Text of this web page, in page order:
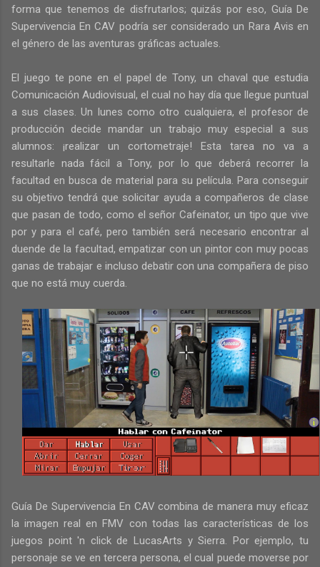
forma que tenemos de disfrutarlos; quizás por eso, Guía De
Supervivencia En CAV podría ser considerado un Rara Avis en
el género de las aventuras gráficas actuales.
El juego te pone en el papel de Tony, un chaval que estudia
Comunicación Audiovisual, el cual no hay día que llegue puntual
a sus clases. Un lunes como otro cualquiera, el profesor de
producción decide mandar un trabajo muy especial a sus
alumnos: ¡realizar un cortometraje! Esta tarea no va a
resultarle nada fácil a Tony, por lo que deberá recorrer la
facultad en busca de material para su película. Para conseguir
su objetivo tendrá que solicitar ayuda a compañeros de clase
que pasan de todo, como el señor Cafeinator, un tipo que vive
por y para el café, pero también será necesario encontrar al
duende de la facultad, empatizar con un pintor con muy pocas
ganas de trabajar e incluso debatir con una compañera de piso
que no está muy cuerda.
Guía De Supervivencia En CAV combina de manera muy eficaz
la imagen real en FMV con todas las características de los
juegos point 'n click de LucasArts y Sierra. Por ejemplo, tu
personaje se ve en tercera persona, el cual puede moverse por